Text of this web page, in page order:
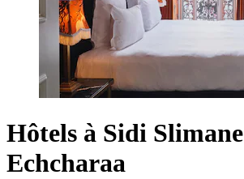
Hôtels à Sidi Slimane
Echcharaa